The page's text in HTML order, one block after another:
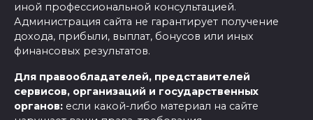
иной профессиональной консультацией.
Администрация сайта не гарантирует получение
дохода, прибыли, выплат, бонусов или иных
финансовых результатов.
Для правообладателей, представителей
сервисов, организаций и государственных
органов: если какой-либо материал на сайте